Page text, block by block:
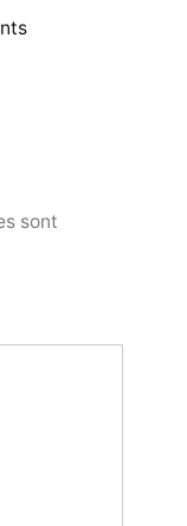
sont